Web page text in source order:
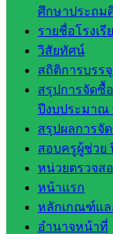
ศึกษาประถม
รายชื่อโรงเ
วิสัยทัศน์
สถิติการบรร
สรุปการจัดซื้
ปีงบประมาณ
สรุปผลการจั
สอบครูผู้ช่วย
หน่วยตรวจส
หน้าแรก
หลักเกณฑ์แล
อำนาจหน้าที่
งาน
บุคคล
กลุ่ม
พัฒนาครู
และบุ
คลากรฯ
กลุ่มนิ
เทศ
ติดตาม
และประ
เมินผลฯ